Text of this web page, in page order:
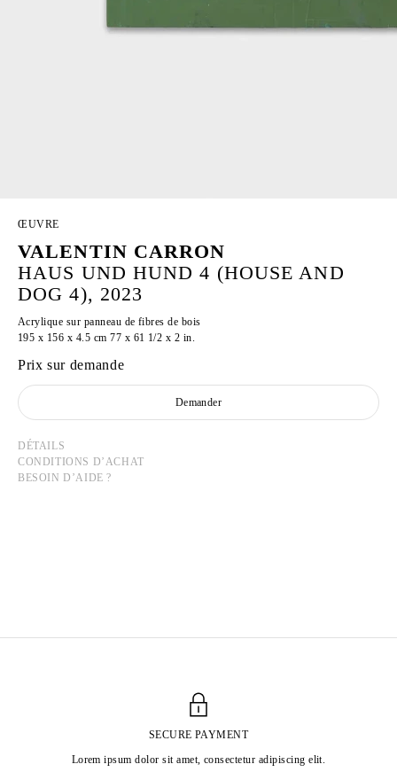
ŒUVRE
VALENTIN CARRON
HAUS UND HUND 4 (HOUSE AND
DOG 4), 2023
Acrylique sur panneau de fibres de bois
195 x 156 x 4.5 cm 77 x 61 1/2 x 2 in.
Prix sur demande
Demander
DÉTAILS
CONDITIONS D’ACHAT
BESOIN D’AIDE ?
SECURE PAYMENT
Lorem ipsum dolor sit amet, consectetur adipiscing elit.